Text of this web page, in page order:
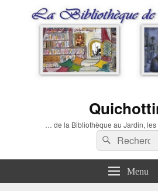
… de la Bibliothèque au Jardin, les
Recherche :
Rechercher
Menu